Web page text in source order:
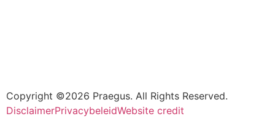
Copyright ©2026 Praegus. All Rights Reserved.
DisclaimerPrivacybeleidWebsite credit